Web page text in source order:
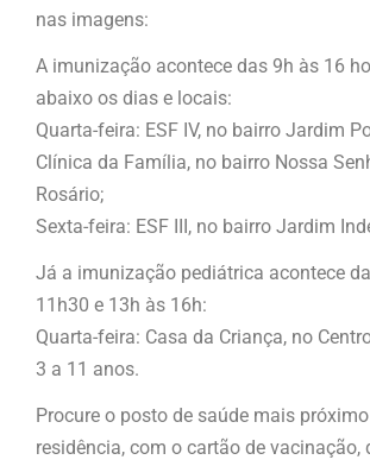
nas imagens:
A imunização acontece das 9h às 16
abaixo os dias e locais:
Quarta-feira: ESF IV, no bairro Jardim
Clínica da Família, no bairro Nossa
Rosário;
Sexta-feira: ESF III, no bairro Jardim
Já a imunização pediátrica acontece
11h30 e 13h às 16h:
Quarta-feira: Casa da Criança, no
3 a 11 anos.
Procure o posto de saúde mais
residência, com o cartão de vacinação,